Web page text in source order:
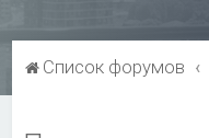
Список форумов